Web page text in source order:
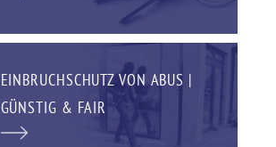
EINBRUCHSCHUTZ VON ABUS |
GÜNSTIG & FAIR